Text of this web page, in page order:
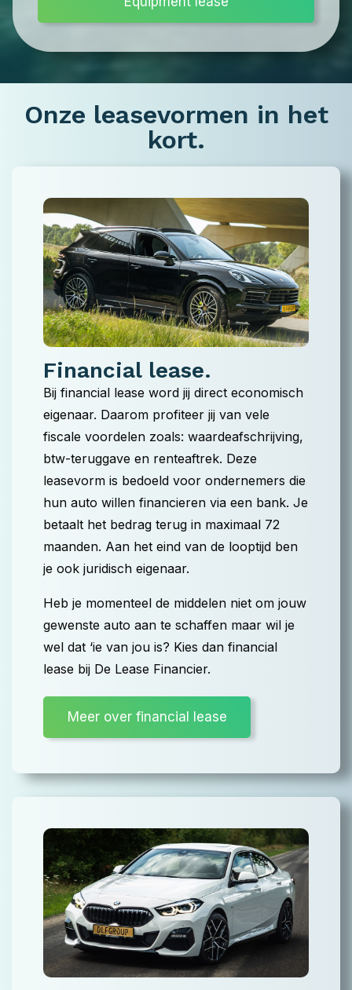
Onze leasevormen in het
kort.
Financial lease.
Bij financial lease word jij direct economisch
eigenaar. Daarom profiteer jij van vele
fiscale voordelen zoals: waardeafschrijving,
btw-teruggave en renteaftrek. Deze
leasevorm is bedoeld voor ondernemers die
hun auto willen financieren via een bank. Je
betaalt het bedrag terug in maximaal 72
maanden. Aan het eind van de looptijd ben
je ook juridisch eigenaar.
Heb je momenteel de middelen niet om jouw
gewenste auto aan te schaffen maar wil je
wel dat ‘ie van jou is? Kies dan financial
lease bij De Lease Financier.
Meer over financial lease